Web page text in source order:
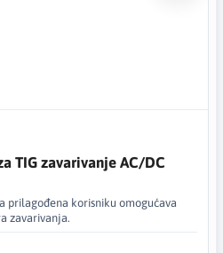
TIG zavarivanje AC/DC
prilagođena korisniku omogućava
zavarivanja.